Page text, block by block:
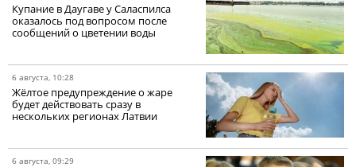
Купание в Даугаве у Саласпилса
оказалось под вопросом после
сообщений о цветении воды
6 августа, 10:28
Жёлтое предупреждение о жаре
будет действовать сразу в
нескольких регионах Латвии
6 августа, 09:29